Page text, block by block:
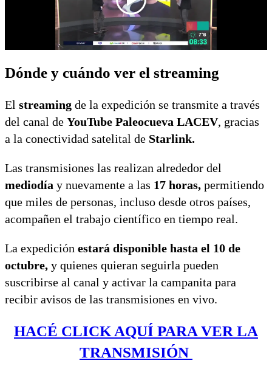
Dónde y cuándo ver el streaming
El streaming de la expedición se transmite a través
del canal de YouTube Paleocueva LACEV, gracias
a la conectividad satelital de Starlink.
Las transmisiones las realizan alrededor del
mediodía y nuevamente a las 17 horas, permitiendo
que miles de personas, incluso desde otros países,
acompañen el trabajo científico en tiempo real.
La expedición estará disponible hasta el 10 de
octubre, y quienes quieran seguirla pueden
suscribirse al canal y activar la campanita para
recibir avisos de las transmisiones en vivo.
HACÉ CLICK AQUÍ PARA VER LA
TRANSMISIÓN